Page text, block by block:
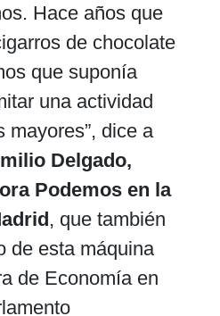
Hace años que
de chocolate
que suponía
una actividad
mayores”, dice a
Delgado,
Podemos en la
, que también
de esta máquina
de Economía en